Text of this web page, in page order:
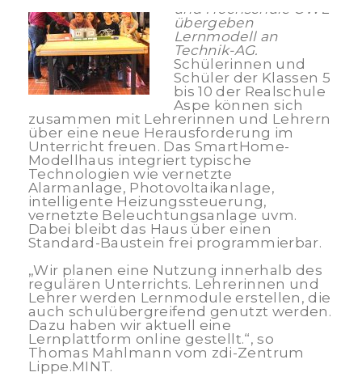
und Hochschule OWL
übergeben
Lernmodell an
Technik-AG.
Schülerinnen und
Schüler der Klassen 5
bis 10 der Realschule
Aspe können sich
zusammen mit Lehrerinnen und Lehrern
über eine neue Herausforderung im
Unterricht freuen. Das SmartHome-
Modellhaus integriert typische
Technologien wie vernetzte
Alarmanlage, Photovoltaikanlage,
intelligente Heizungssteuerung,
vernetzte Beleuchtungsanlage uvm.
Dabei bleibt das Haus über einen
Standard-Baustein frei programmierbar.
„Wir planen eine Nutzung innerhalb des
regulären Unterrichts. Lehrerinnen und
Lehrer werden Lernmodule erstellen, die
auch schulübergreifend genutzt werden.
Dazu haben wir aktuell eine
Lernplattform online gestellt.“, so
Thomas Mahlmann vom zdi-Zentrum
Lippe.MINT.